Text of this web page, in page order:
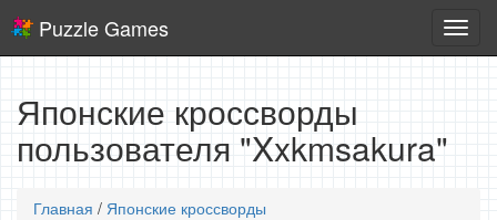
игры
Puzzle Games
Японские кроссворды
пользователя "Xxkmsakura"
Главная / Японские кроссворды